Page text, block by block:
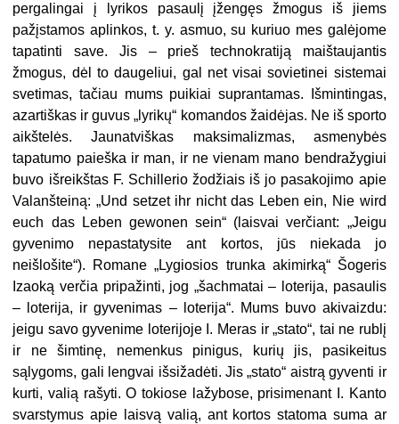
pergalingai į lyrikos pasaulį įžengęs žmogus iš jiems
pažįstamos aplinkos, t. y. asmuo, su kuriuo mes galėjome
tapatinti save. Jis – prieš technokratiją maištaujantis
žmogus, dėl to daugeliui, gal net visai sovietinei sistemai
svetimas, tačiau mums puikiai suprantamas. Išmintingas,
azartiškas ir guvus „lyrikų“ komandos žaidėjas. Ne iš sporto
aikštelės. Jaunatviškas maksimalizmas, asmenybės
tapatumo paieška ir man, ir ne vienam mano bendražygiui
buvo išreikštas F. Schillerio žodžiais iš jo pasakojimo apie
Valanšteiną: „Und setzet ihr nicht das Leben ein, Nie wird
euch das Leben gewonen sein“ (laisvai verčiant: „Jeigu
gyvenimo nepastatysite ant kortos, jūs niekada jo
neišlošite“). Romane „Lygiosios trunka akimirką“ Šogeris
Izaoką verčia pripažinti, jog „šachmatai – loterija, pasaulis
– loterija, ir gyvenimas – loterija“. Mums buvo akivaizdu:
jeigu savo gyvenime loterijoje I. Meras ir „stato“, tai ne rublį
ir ne šimtinę, nemenkus pinigus, kurių jis, pasikeitus
sąlygoms, gali lengvai išsižadėti. Jis „stato“ aistrą gyventi ir
kurti, valią rašyti. O tokiose lažybose, prisimenant I. Kanto
svarstymus apie laisvą valią, ant kortos statoma suma ar